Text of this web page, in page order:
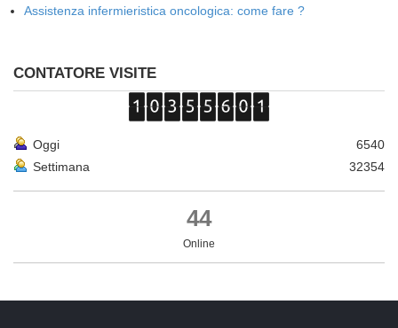
Assistenza infermieristica oncologica: come fare ?
CONTATORE VISITE
Oggi
6540
Settimana
32354
44
Online